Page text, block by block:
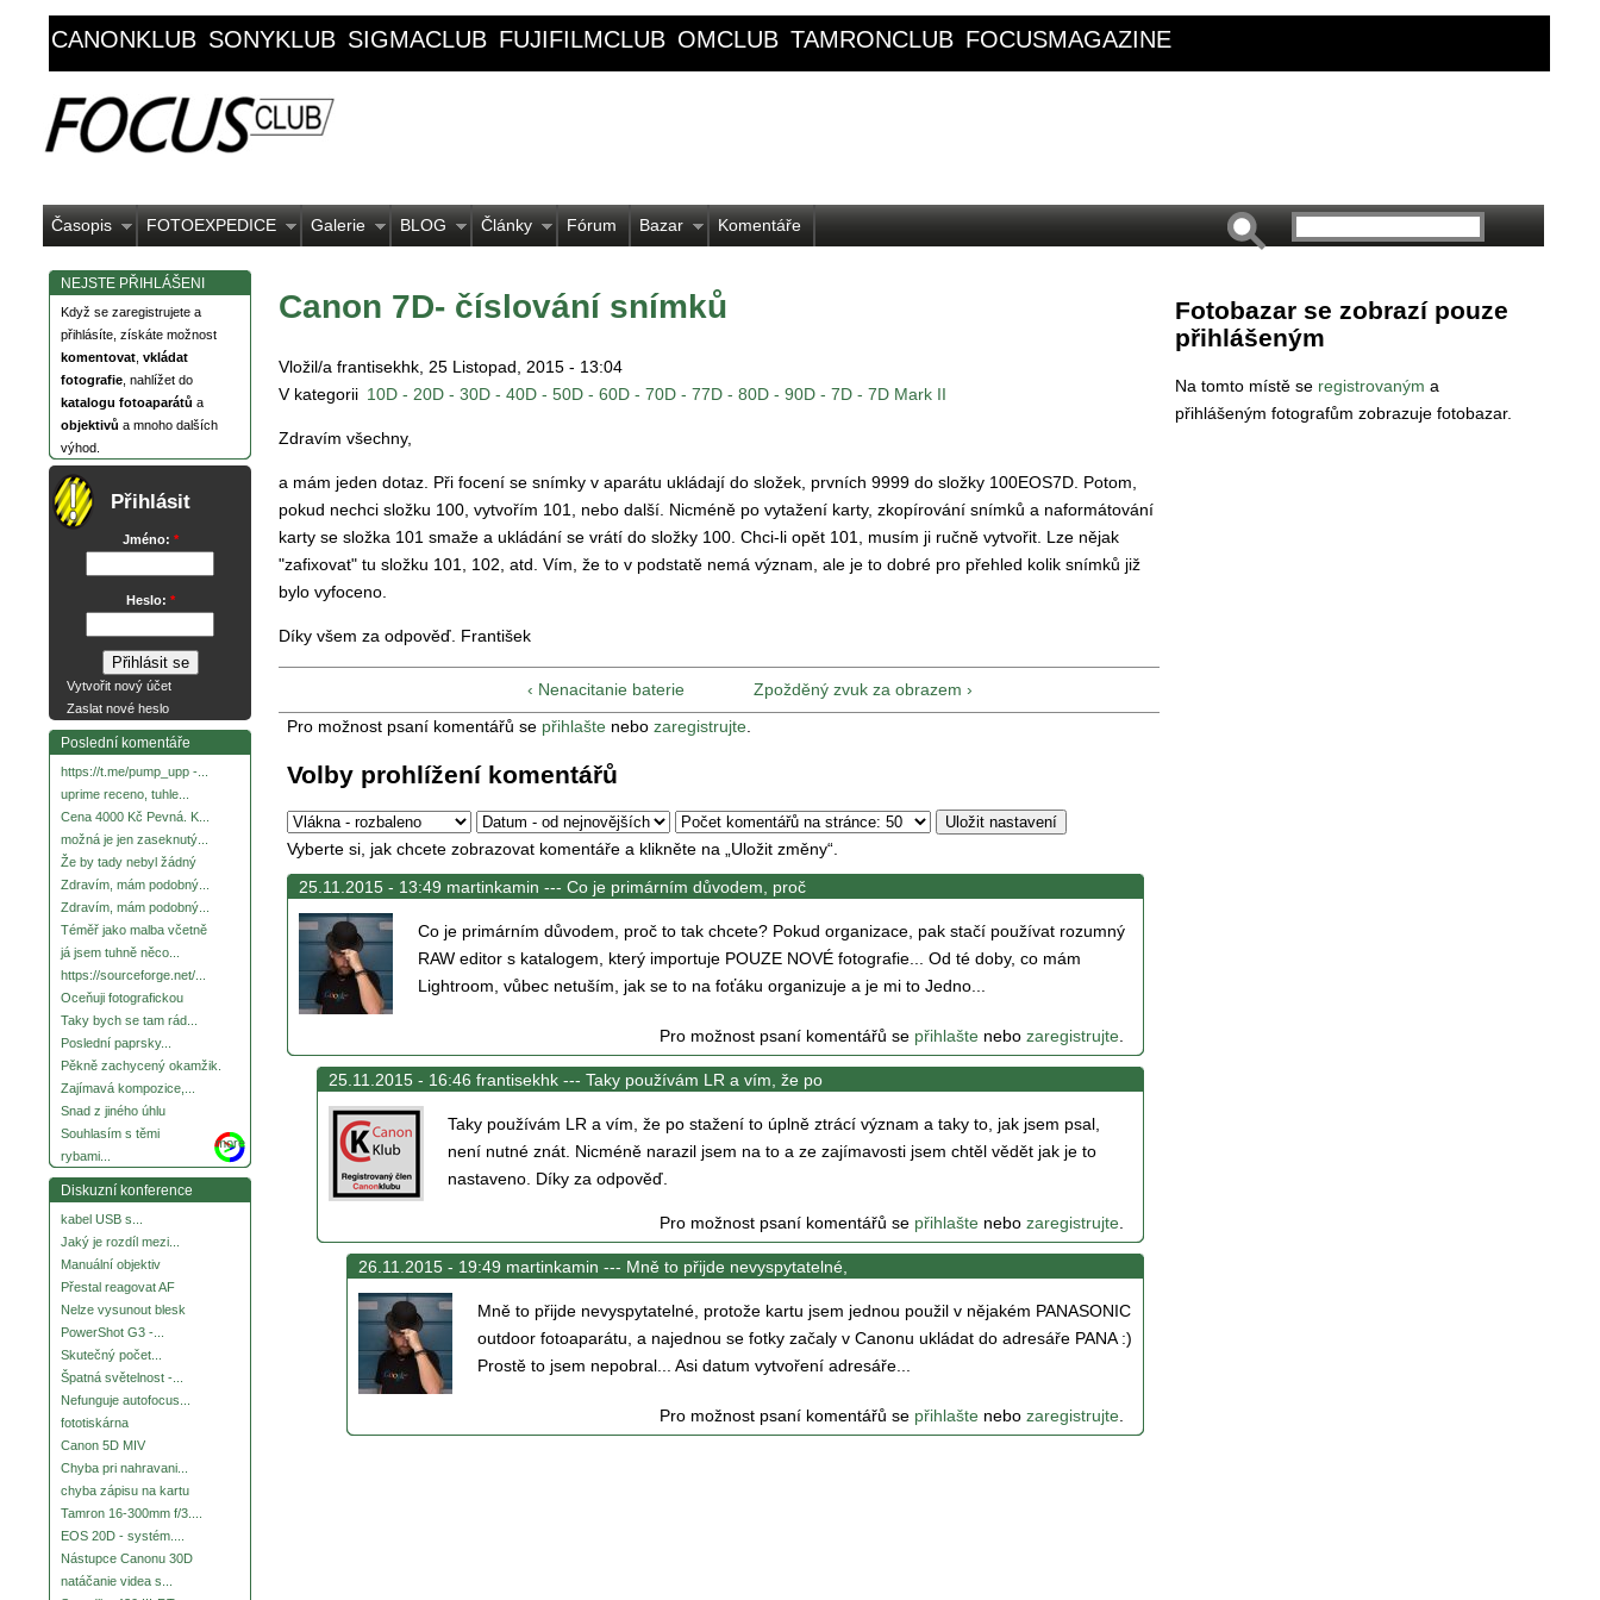
CANONKLUB SONYKLUB SIGMACLUB FUJIFILMCLUB OMCLUB TAMRONCLUB FOCUSMAGAZINE
Časopis FOTOEXPEDICE Galerie BLOG Články Fórum Bazar Komentáře
NEJSTE PŘIHLÁŠENI
Když se zaregistrujete a
přihlásíte, získáte možnost
komentovat vkládat
fotografie , nahlížet do
katalogu fotoaparátů a
objektivů a mnoho dalších
výhod.
Přihlásit
Jméno: *
Heslo: *
Vytvořit nový účet
Zaslat nové heslo
Poslední komentáře
https://t.me/pump_upp -...
uprime receno, tuhle...
Cena 4000 Kč Pevná. K...
možná je jen zaseknutý...
Že by tady nebyl žádný
Zdravím, mám podobný...
Zdravím, mám podobný...
Téměř jako malba včetně
já jsem tuhně něco...
https://sourceforge.net/...
Oceňuji fotografickou
Taky bych se tam rád...
Poslední paprsky...
Pěkně zachycený okamžik.
Zajímavá kompozice,...
Snad z jiného úhlu
Souhlasím s těmi
rybami...
more
Diskuzní konference
kabel USB s...
Jaký je rozdíl mezi...
Manuální objektiv
Přestal reagovat AF
Nelze vysunout blesk
PowerShot G3 -...
Skutečný počet...
Špatná světelnost -...
Nefunguje autofocus...
fototiskárna
Canon 5D MIV
Chyba pri nahravani...
chyba zápisu na kartu
Tamron 16-300mm f/3....
EOS 20D - systém....
Nástupce Canonu 30D
natáčanie videa s...
Canon 7D- číslování snímků
Vložil/a frantisekhk, 25 Listopad, 2015 - 13:04
V kategorii 10D - 20D - 30D - 40D - 50D - 60D - 70D - 77D - 80D - 90D - 7D - 7D Mark II
Zdravím všechny,
a mám jeden dotaz. Při focení se snímky v aparátu ukládají do složek, prvních 9999 do složky 100EOS7D. Potom,
pokud nechci složku 100, vytvořím 101, nebo další. Nicméně po vytažení karty, zkopírování snímků a naformátování
karty se složka 101 smaže a ukládání se vrátí do složky 100. Chci-li opět 101, musím ji ručně vytvořit. Lze nějak
"zafixovat" tu složku 101, 102, atd. Vím, že to v podstatě nemá význam, ale je to dobré pro přehled kolik snímků již
bylo vyfoceno.
Díky všem za odpověď. František
‹ Nenacitanie baterie
Zpožděný zvuk za obrazem ›
Pro možnost psaní komentářů se přihlašte nebo zaregistrujte
Volby prohlížení komentářů
Vyberte si, jak chcete zobrazovat komentáře a klikněte na „Uložit změny“.
25.11.2015 - 13:49 martinkamin --- Co je primárním důvodem, proč
Co je primárním důvodem, proč to tak chcete? Pokud organizace, pak stačí používat rozumný
RAW editor s katalogem, který importuje POUZE NOVÉ fotografie... Od té doby, co mám
Lightroom, vůbec netuším, jak se to na foťáku organizuje a je mi to Jedno...
Pro možnost psaní komentářů se přihlašte nebo zaregistrujte.
25.11.2015 - 16:46 frantisekhk --- Taky používám LR a vím, že po
Taky používám LR a vím, že po stažení to úplně ztrácí význam a taky to, jak jsem psal,
není nutné znát. Nicméně narazil jsem na to a ze zajímavosti jsem chtěl vědět jak je to
nastaveno. Díky za odpověď.
Pro možnost psaní komentářů se přihlašte nebo zaregistrujte.
26.11.2015 - 19:49 martinkamin --- Mně to přijde nevyspytatelné,
Mně to přijde nevyspytatelné, protože kartu jsem jednou použil v nějakém PANASONIC
outdoor fotoaparátu, a najednou se fotky začaly v Canonu ukládat do adresáře PANA :)
Prostě to jsem nepobral... Asi datum vytvoření adresáře...
Pro možnost psaní komentářů se přihlašte nebo zaregistrujte.
Fotobazar se zobrazí pouze
přihlášeným
Na tomto místě se registrovaným a
přihlášeným fotografům zobrazuje fotobazar.